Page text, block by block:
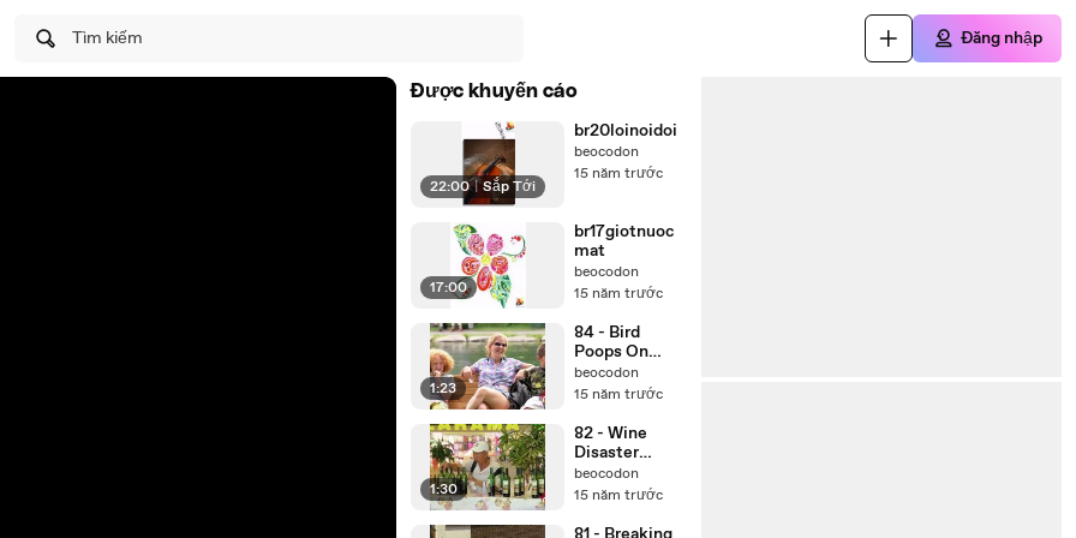
Tìm kiếm Đăng nhập
Được khuyến cáo
22:00 | Sắp Tới
br20loinoidoi
beocodon
15 năm trước
17:00
br17giotnuoc
mat
beocodon
15 năm trước
1:23
84 - Bird
Poops On
Sleeping Man
beocodon
15 năm trước
1:30
82 - Wine
Disaster
Prank
beocodon
15 năm trước